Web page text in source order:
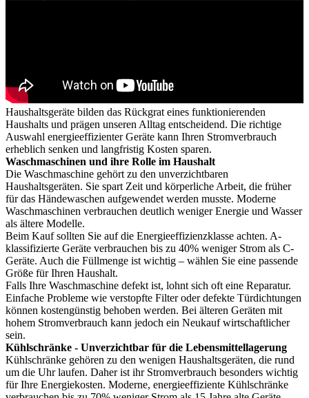
Haushaltsgeräte bilden das Rückgrat eines funktionierenden
Haushalts und prägen unseren Alltag entscheidend. Die richtige
Auswahl energieeffizienter Geräte kann Ihren Stromverbrauch
erheblich senken und langfristig Kosten sparen.
Waschmaschinen und ihre Rolle im Haushalt
Die Waschmaschine gehört zu den unverzichtbaren
Haushaltsgeräten. Sie spart Zeit und körperliche Arbeit, die früher
für das Händewaschen aufgewendet werden musste. Moderne
Waschmaschinen verbrauchen deutlich weniger Energie und Wasser
als ältere Modelle.
Beim Kauf sollten Sie auf die Energieeffizienzklasse achten. A-
klassifizierte Geräte verbrauchen bis zu 40% weniger Strom als C-
Geräte. Auch die Füllmenge ist wichtig – wählen Sie eine passende
Größe für Ihren Haushalt.
Falls Ihre Waschmaschine defekt ist, lohnt sich oft eine Reparatur.
Einfache Probleme wie verstopfte Filter oder defekte Türdichtungen
können kostengünstig behoben werden. Bei älteren Geräten mit
hohem Stromverbrauch kann jedoch ein Neukauf wirtschaftlicher
sein.
Kühlschränke - Unverzichtbar für die Lebensmittellagerung
Kühlschränke gehören zu den wenigen Haushaltsgeräten, die rund
um die Uhr laufen. Daher ist ihr Stromverbrauch besonders wichtig
für Ihre Energiekosten. Moderne, energieeffiziente Kühlschränke